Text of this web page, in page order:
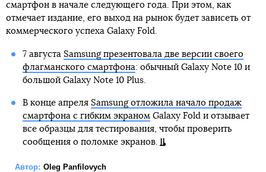
смартфон в начале следующего года. При этом, как
отмечает издание, его выход на рынок будет зависеть от
коммерческого успеха Galaxy Fold.
7 августа Samsung презентовала две версии своего
флагманского смартфона: обычный Galaxy Note 10 и
большой Galaxy Note 10 Plus.
В конце апреля Samsung отложила начало продаж
смартфона с гибким экраномGalaxy Fold и отзывает
все образцы для тестирования, чтобы проверить
сообщения о поломке экранов.
Автор: Oleg Panfilovych